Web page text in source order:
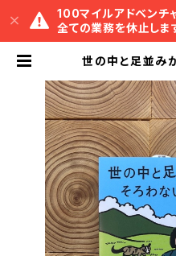
100マイルアドベンチ
全ての業務を休止しま
世の中と足並み